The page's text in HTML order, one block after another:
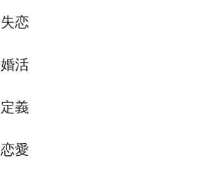
失恋
婚活
定義
恋愛